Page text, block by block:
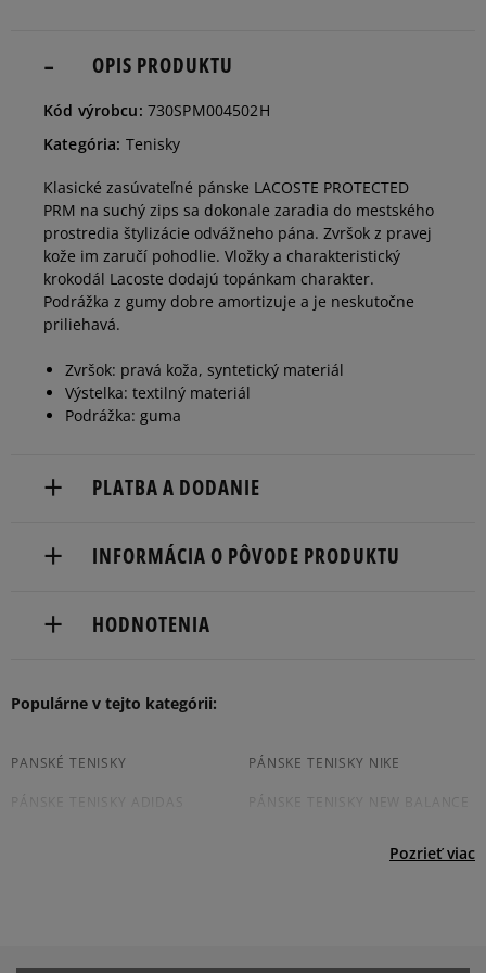
42 26,5 cm
43 27,1 cm Informovať o dostupnosti
44 27,8 cm Informovať o dostupnosti
44,5
45 28,5 cm
OPIS PRODUKTU
Kód výrobcu: 730SPM004502H
Kategória: Tenisky
Klasické zasúvateľné pánske LACOSTE PROTECTED
PRM na suchý zips sa dokonale zaradia do mestského
prostredia štylizácie odvážneho pána. Zvršok z pravej
kože im zaručí pohodlie. Vložky a charakteristický
krokodál Lacoste dodajú topánkam charakter.
Podrážka z gumy dobre amortizuje a je neskutočne
priliehavá.
Zvršok: pravá koža, syntetický materiál
Výstelka: textilný materiál
Podrážka: guma
PLATBA A DODANIE
Dostupné spôsoby doručenia:
boxy: Z-BOX),
slovenská pošta - na adresu,
Dostupné spôsoby platby:
prevod,
INFORMÁCIA O PÔVODE PRODUKTU
31-37, boulevard de Montmorency
(+44) 01 96 23 12 803
HODNOTENIA
Produkt nemá žiadne recenzie
Populárne v tejto kategórii:
PANSKÉ TENISKY PÁNSKE TENISKY NIKE
PÁNSKE TENISKY ADIDAS PÁNSKE TENISKY NEW BALANCE
Pozrieť viac